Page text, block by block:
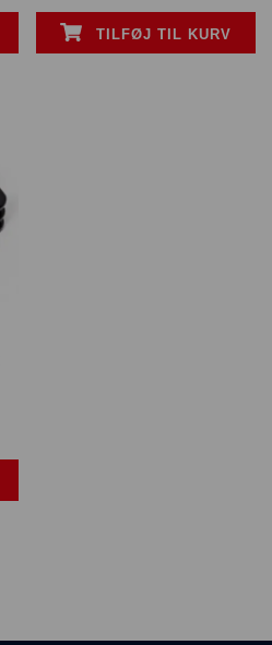
TILFØJ TIL KURV